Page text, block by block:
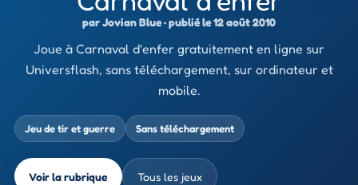
par Jovian Blue · publié le 12 août 2010
Joue à Carnaval d'enfer gratuitement en ligne sur
Universflash, sans téléchargement, sur ordinateur et
mobile.
Jeu de tir et guerre Sans téléchargement
Voir la rubrique Tous les jeux